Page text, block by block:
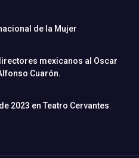
de la Mujer
mexicanos al Oscar
Cuarón.
2023 en Teatro Cervantes